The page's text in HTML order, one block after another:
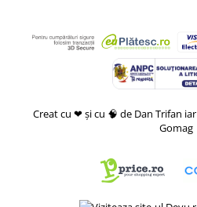
Creat cu ❤ și cu 🧠 de Dan Trifan iar
Gomag